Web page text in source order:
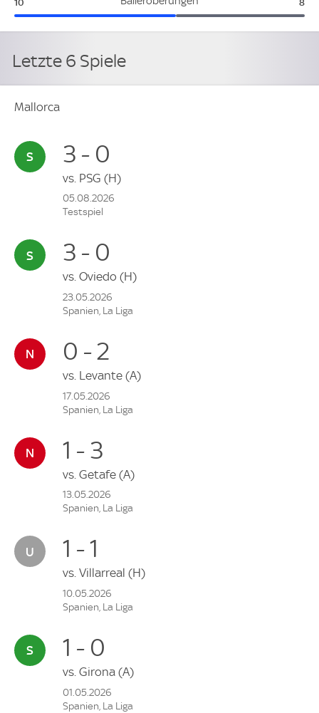
Letzte 6 Spiele
Mallorca
3 - 0
vs. PSG (H)
05.08.2026
Testspiel
3 - 0
vs. Oviedo (H)
23.05.2026
Spanien, La Liga
0 - 2
vs. Levante (A)
17.05.2026
Spanien, La Liga
1 - 3
vs. Getafe (A)
13.05.2026
Spanien, La Liga
1 - 1
vs. Villarreal (H)
10.05.2026
Spanien, La Liga
1 - 0
vs. Girona (A)
01.05.2026
Spanien, La Liga